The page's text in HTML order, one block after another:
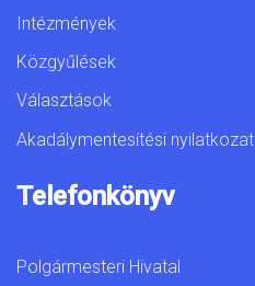
Intézmények
Közgyűlések
Választások
Akadálymentesítési nyilatkozat
Telefonkönyv
Polgármesteri Hivatal